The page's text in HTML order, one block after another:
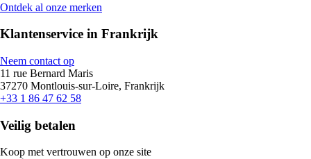
Ontdek al onze merken
Klantenservice in Frankrijk
Neem contact op
11 rue Bernard Maris
37270 Montlouis-sur-Loire, Frankrijk
+33 1 86 47 62 58
Veilig betalen
Koop met vertrouwen op onze site